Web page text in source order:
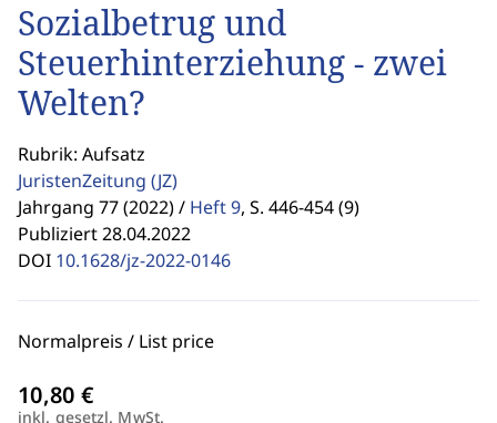
Sozialbetrug und
Steuerhinterziehung - zwei
Welten?
Rubrik: Aufsatz
JuristenZeitung (JZ)
Jahrgang 77 (2022) / Heft 9, S. 446-454 (9)
Publiziert 28.04.2022
DOI 10.1628/jz-2022-0146
Normalpreis / List price
inkl. gesetzl. MwSt.